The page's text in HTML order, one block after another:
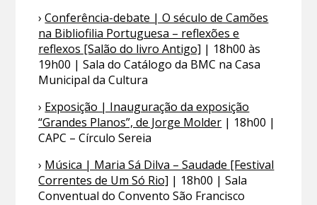
›Conferência-debate | O século de Camões
na Bibliofilia Portuguesa – reflexões e
reflexos [Salão do livro Antigo] | 18h00 às
19h00 | Sala do Catálogo da BMC na Casa
Municipal da Cultura
› Exposição | Inauguração da exposição
“Grandes Planos”, de Jorge Molder | 18h00 |
CAPC – Círculo Sereia
› Música | Maria Sá Dilva – Saudade [Festival
Correntes de Um Só Rio] | 18h00 | Sala
Conventual do Convento São Francisco